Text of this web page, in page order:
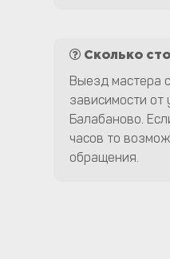
Сколько
Выезд мастера
зависимости от
Балабаново.
часов то
обращения.